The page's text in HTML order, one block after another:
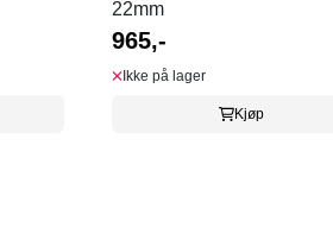
22mm
965,-
Ikke på lager
Kjøp